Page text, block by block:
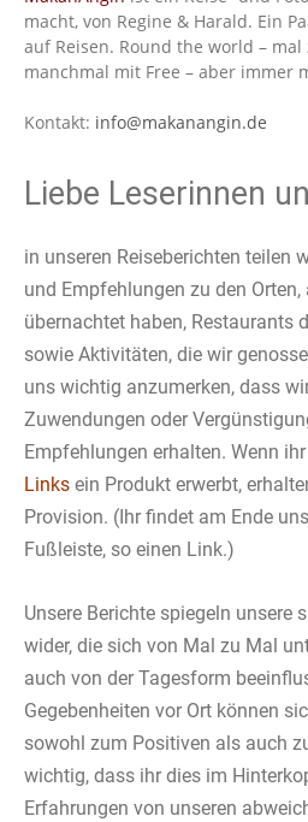
macht, von Regine & Harald. Ein
auf Reisen. Round the world – mal
manchmal mit Free – aber immer
Kontakt: info@makanangin.de
Liebe Leserinnen
in unseren Reiseberichten teilen
und Empfehlungen zu den Orten,
übernachtet haben, Restaurants
sowie Aktivitäten, die wir
uns wichtig anzumerken, dass
Zuwendungen oder
Empfehlungen erhalten. Wenn
Links ein Produkt erwerbt,
Provision. (Ihr findet am Ende
Fußleiste, so einen Link.)
Unsere Berichte spiegeln unsere
wider, die sich von Mal zu Mal
auch von der Tagesform
Gegebenheiten vor Ort können
sowohl zum Positiven als auch
wichtig, dass ihr dies im
Erfahrungen von unseren